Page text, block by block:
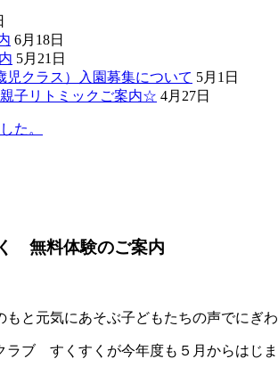
6月18日
5月21日
クラス）入園募集について 5月1日
子リトミックご案内☆ 4月27日
無料体験のご案内
と元気にあそぶ子どもたちの声でにぎわ
ブ すくすくが今年度も５月からはじま